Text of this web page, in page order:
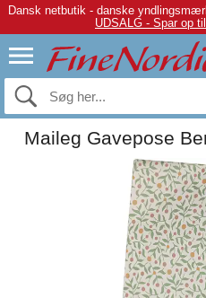
Dansk netbutik - danske
UDSALG - Spar op
Maileg Gavepose